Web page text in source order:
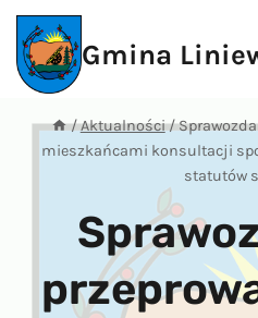
Przejdź
treści
Gmina
/Aktualności/
mieszkańcami konsultacji
statutów